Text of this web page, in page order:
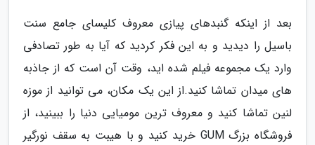
بعد از اینکه گنبدهای پیازی معروف کلیسای جامع سنت
باسیل را دیدید و به این فکر کردید که آیا به طور تصادفی
وارد یک مجموعه فیلم شده اید، وقت آن است که از جاذبه
های میدان تماشا کنید.از این یک مکان، می توانید از موزه
لنین تماشا کنید و معروف ترین مومیایی دنیا را ببینید، از
فروشگاه بزرگ GUM خرید کنید و با هیبت به سقف نورگیر